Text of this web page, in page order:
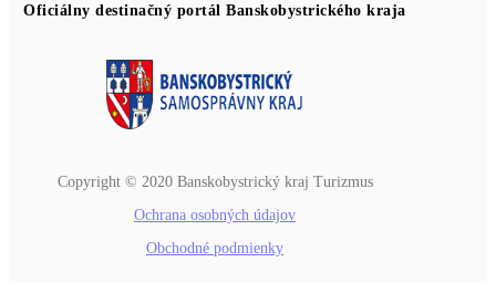
Oficiálny destinačný portál Banskobystrického kraja
Copyright © 2020 Banskobystrický kraj Turizmus
Ochrana osobných údajov
Obchodné podmienky